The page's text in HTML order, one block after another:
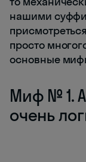
нашими
просто
основные
Миф № 1.
очень